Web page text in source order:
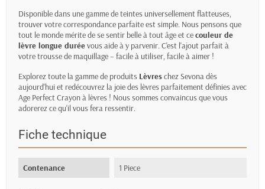
Disponible dans une gamme de teintes universellement flatteuses,
trouver votre correspondance parfaite est simple. Nous pensons que
tout le monde mérite de se sentir belle à tout âge et cecouleur de
lèvre longue duréevous aide à y parvenir. C'est l'ajout parfait à
votre trousse de maquillage – facile à utiliser, facile à aimer !
Explorez toute la gamme de produits Lèvreschez Sevona dès
aujourd'hui et redécouvrez la joie des lèvres parfaitement définies avec
Age Perfect Crayon à lèvres ! Nous sommes convaincus que vous
adorerez ce qu'il vous fera ressentir.
Fiche technique
Contenance 1 Piece